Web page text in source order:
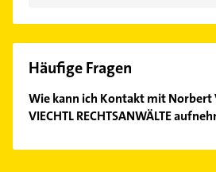
Häufige Fragen
Wie kann ich Kontakt mit Norbert
VIECHTL RECHTSANWÄLTE